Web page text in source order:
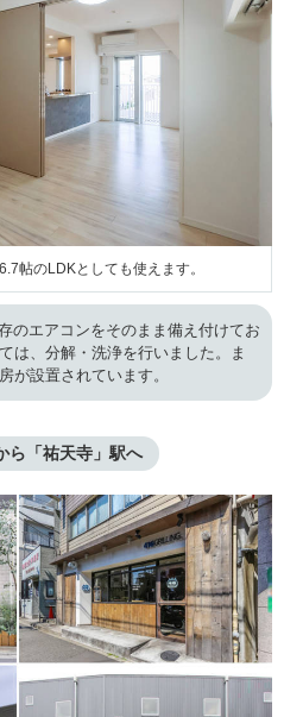
帖のLDKとしても使えます。
のエアコンをそのまま備え付けてお
は、分解・洗浄を行いました。ま
が設置されています。
ら「祐天寺」駅へ